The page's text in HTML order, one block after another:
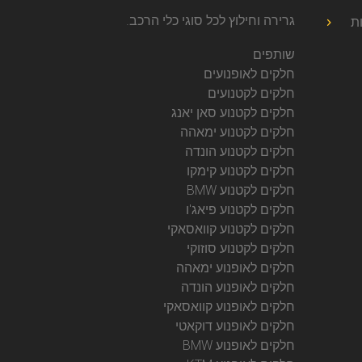
גרירה וחילוץ לכל סוגי כלי הרכב.
שותפים
חלקים לאופנועים
חלקים לקטנועים
חלקים לקטנוע סאן יאנג
חלקים לקטנוע ימאהה
חלקים לקטנוע הונדה
חלקים לקטנוע קימקו
חלקים לקטנוע BMW
חלקים לקטנוע פיאג'ו
חלקים לקטנוע קוואסאקי
חלקים לקטנוע סוזוקי
חלקים לאופנוע ימאהה
חלקים לאופנוע הונדה
חלקים לאופנוע קוואסאקי
חלקים לאופנוע דוקאטי
חלקים לאופנוע BMW